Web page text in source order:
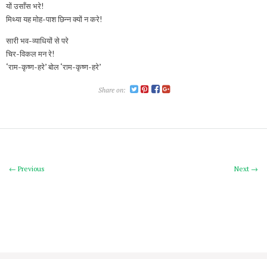
यों उसाँस भरे!
मिथ्या यह मोह-पाश छिन्न क्यों न करे!
सारी भव-व्याधियों से परे
चिर-विकल मन रे!
‘राम-कृष्ण-हरे’ बोल ‘राम-कृष्ण-हरे’
Share on:
Next →
← Previous